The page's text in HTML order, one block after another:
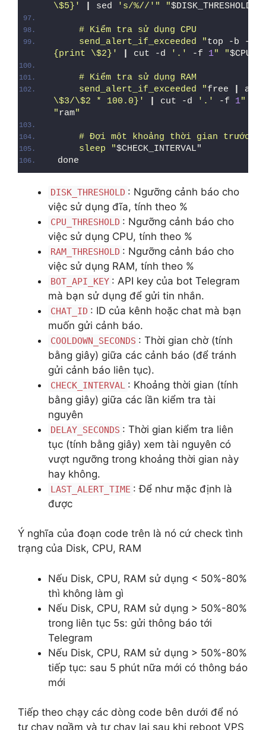
\$5}'
sed 's/%//' " "$DISK_THRESHOLD
    # Kiểm tra sử dụng CPU
    send_alert_if_exceeded "
top -b -n
{print \$2}'
cut -d '.' -f 1" "
    # Kiểm tra sử dụng RAM
    send_alert_if_exceeded "
free
awk
\$3/\$2 * 100.0}'
cut -d '.' -f 1" "
"ram"
# Đợi một khoảng thời gian trước
    sleep "
$CHECK_INTERVAL"
done
DISK_THRESHOLD : Ngưỡng cảnh báo cho
việc sử dụng đĩa, tính theo %
CPU_THRESHOLD : Ngưỡng cảnh báo cho
việc sử dụng CPU, tính theo %
RAM_THRESHOLD : Ngưỡng cảnh báo cho
việc sử dụng RAM, tính theo %
BOT_API_KEY : API key của bot Telegram
mà bạn sử dụng để gửi tin nhắn.
CHAT_ID : ID của kênh hoặc chat mà bạn
muốn gửi cảnh báo.
COOLDOWN_SECONDS : Thời gian chờ (tính
bằng giây) giữa các cảnh báo (để tránh
gửi cảnh báo liên tục).
CHECK_INTERVAL
: Khoảng thời gian (tính
bằng giây) giữa các lần kiểm tra tài
nguyên
DELAY_SECONDS : Thời gian kiểm tra liên
tục (tính bằng giây) xem tài nguyên có
vượt ngưỡng trong khoảng thời gian này
hay không.
LAST_ALERT_TIME : Để như mặc định là
được
Ý nghĩa của đoạn code trên là nó cứ check tình
trạng của Disk, CPU, RAM
Nếu Disk, CPU, RAM sử dụng < 50%-80%
thì không làm gì
Nếu Disk, CPU, RAM sử dụng > 50%-80%
trong liên tục 5s: gửi thông báo tới
Telegram
Nếu Disk, CPU, RAM sử dụng > 50%-80%
tiếp tục: sau 5 phút nữa mới có thông báo
mới
Tiếp theo chạy các dòng code bên dưới để nó
tự chạy ngầm và tự chạy lại sau khi reboot VPS